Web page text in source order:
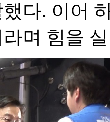
다. 이어
며 힘을